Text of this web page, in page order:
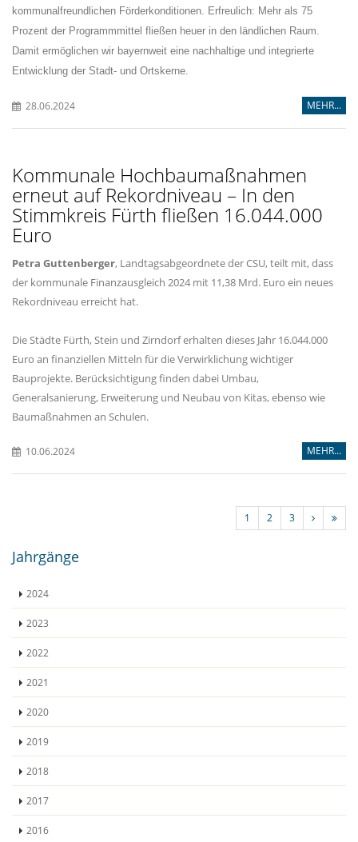
kommunalfreundlichen Förderkonditionen. Erfreulich: Mehr als 75
Prozent der Programmmittel fließen heuer in den ländlichen Raum.
Damit ermöglichen wir bayernweit eine nachhaltige und integrierte
Entwicklung der Stadt- und Ortskerne.
28.06.2024 MEHR...
Kommunale Hochbaumaßnahmen
erneut auf Rekordniveau – In den
Stimmkreis Fürth fließen 16.044.000
Euro
Petra Guttenberger, Landtagsabgeordnete der CSU, teilt mit, dass
der kommunale Finanzausgleich 2024 mit 11,38 Mrd. Euro ein neues
Rekordniveau erreicht hat.
Die Städte Fürth, Stein und Zirndorf erhalten dieses Jahr 16.044.000
Euro an finanziellen Mitteln für die Verwirklichung wichtiger
Bauprojekte. Berücksichtigung finden dabei Umbau,
Generalsanierung, Erweiterung und Neubau von Kitas, ebenso wie
Baumaßnahmen an Schulen.
10.06.2024 MEHR...
1 2 3
Jahrgänge
2024
2023
2022
2021
2020
2019
2018
2017
2016